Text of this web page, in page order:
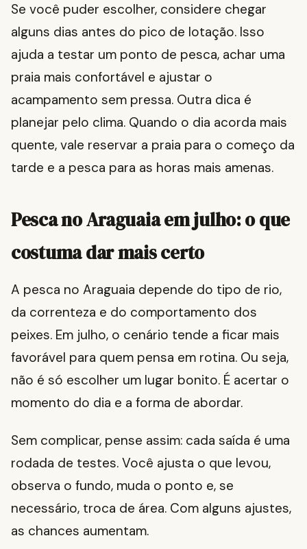
Se você puder escolher, considere chegar
alguns dias antes do pico de lotação. Isso
ajuda a testar um ponto de pesca, achar uma
praia mais confortável e ajustar o
acampamento sem pressa. Outra dica é
planejar pelo clima. Quando o dia acorda mais
quente, vale reservar a praia para o começo da
tarde e a pesca para as horas mais amenas.
Pesca no Araguaia em julho: o que
costuma dar mais certo
A pesca no Araguaia depende do tipo de rio,
da correnteza e do comportamento dos
peixes. Em julho, o cenário tende a ficar mais
favorável para quem pensa em rotina. Ou seja,
não é só escolher um lugar bonito. É acertar o
momento do dia e a forma de abordar.
Sem complicar, pense assim: cada saída é uma
rodada de testes. Você ajusta o que levou,
observa o fundo, muda o ponto e, se
necessário, troca de área. Com alguns ajustes,
as chances aumentam.